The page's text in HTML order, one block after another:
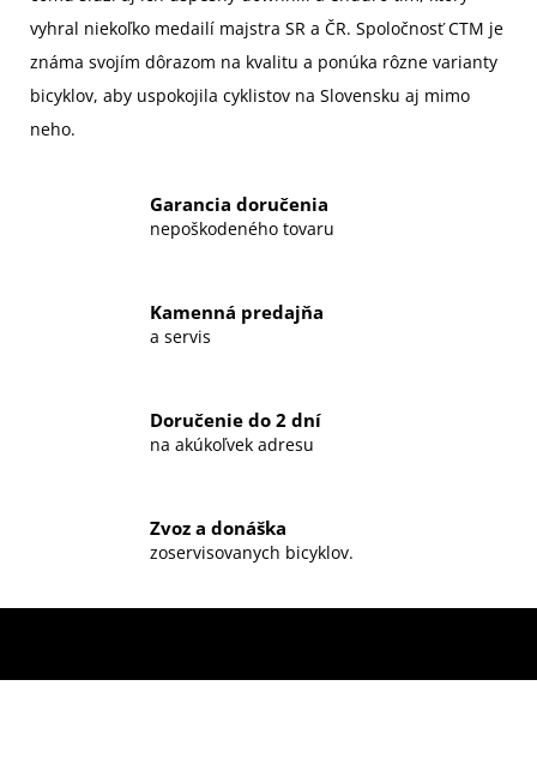
vyhral niekoľko medailí majstra SR a ČR. Spoločnosť CTM je
známa svojím dôrazom na kvalitu a ponúka rôzne varianty
bicyklov, aby uspokojila cyklistov na Slovensku aj mimo
neho.
Garancia doručenia
nepoškodeného tovaru
Kamenná predajňa
a servis
Doručenie do 2 dní
na akúkoľvek adresu
Zvoz a donáška
zoservisovanych bicyklov.